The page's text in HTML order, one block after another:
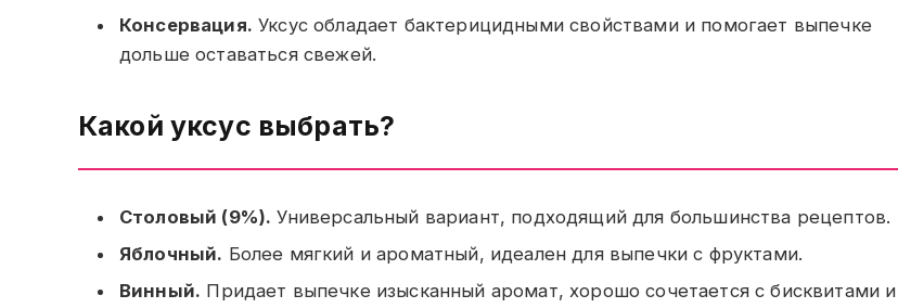
Консервация. Уксус обладает бактерицидными свойствами и помогает выпечке
дольше оставаться свежей.
Какой уксус выбрать?
Столовый (9%). Универсальный вариант, подходящий для большинства рецептов.
Яблочный. Более мягкий и ароматный, идеален для выпечки с фруктами.
Винный. Придает выпечке изысканный аромат, хорошо сочетается с бисквитами и